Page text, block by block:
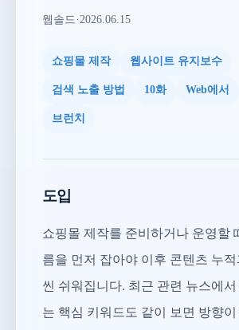
웹솔드·2026.06.15
쇼핑몰 제작 웹사이트 유지보수
검색 노출 방법 10화 Web에서
브런치
도입
쇼핑몰 제작를 준비하거나 운영할
름을 먼저 잡아야 이후 콘텐츠 누
씬 쉬워집니다. 최근 관련 뉴스에
는 핵심 키워드도 같이 보면 방향